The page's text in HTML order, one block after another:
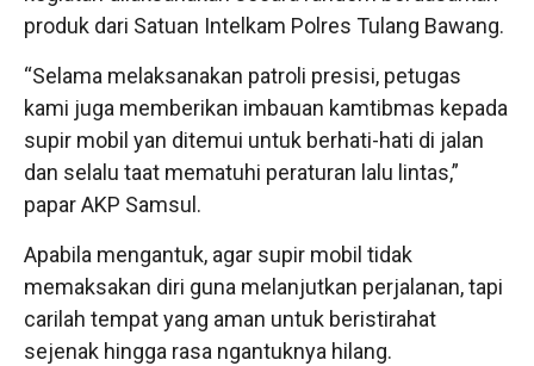
produk dari Satuan Intelkam Polres Tulang Bawang.
“Selama melaksanakan patroli presisi, petugas
kami juga memberikan imbauan kamtibmas kepada
supir mobil yan ditemui untuk berhati-hati di jalan
dan selalu taat mematuhi peraturan lalu lintas,”
papar AKP Samsul.
Apabila mengantuk, agar supir mobil tidak
memaksakan diri guna melanjutkan perjalanan, tapi
carilah tempat yang aman untuk beristirahat
sejenak hingga rasa ngantuknya hilang.